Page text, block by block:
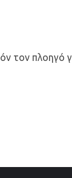
τον πλοηγό